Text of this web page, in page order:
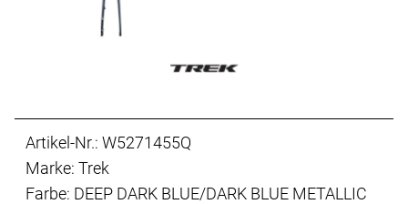
Artikel-Nr.: W5271455Q
Marke: Trek
Farbe: DEEP DARK BLUE/DARK BLUE METALLIC